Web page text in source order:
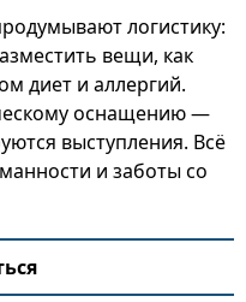
логистику:
вещи, как
диет и аллергий.
оснащению —
выступления. Всё
и заботы со